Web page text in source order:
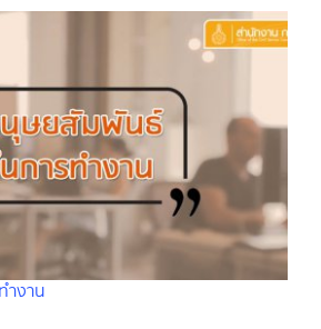
ำงาน